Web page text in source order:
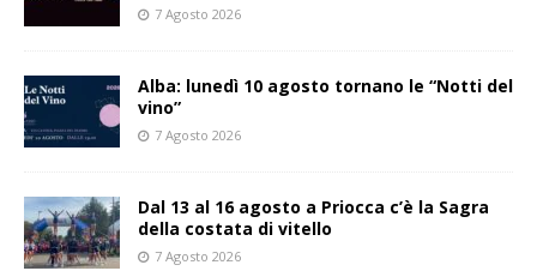
7 Agosto 2026
Alba: lunedì 10 agosto tornano le “Notti del
vino”
7 Agosto 2026
Dal 13 al 16 agosto a Priocca c’è la Sagra
della costata di vitello
7 Agosto 2026